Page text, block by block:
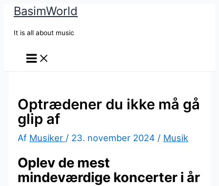
BasimWorld
It is all about music
Optrædener du ikke må gå
glip af
Af Musiker / 23. november 2024 / Musik
Oplev de mest
mindeværdige koncerter i år